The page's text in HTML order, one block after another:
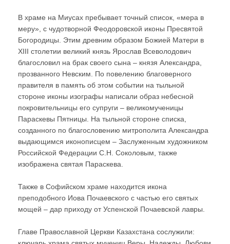
В храме на Миусах пребывает точный список, «мера в
меру», с чудотворной Феодоровской иконы Пресвятой
Богородицы. Этим древним образом Божией Матери в
XIII столетии великий князь Ярослав Всеволодович
благословил на брак своего сына – князя Александра,
прозванного Невским. По повелению благоверного
правителя в память об этом событии на тыльной
стороне иконы изографы написали образ небесной
покровительницы его супруги – великомученицы
Параскевы Пятницы. На тыльной стороне списка,
созданного по благословению митрополита Александра
выдающимся иконописцем – Заслуженным художником
Российской Федерации С.Н. Соколовым, также
изображена святая Параскева.
Также в Софийском храме находится икона
преподобного Иова Почаевского с частью его святых
мощей – дар приходу от Успенской Почаевской лавры.
Главе Православной Церкви Казахстана сослужили: